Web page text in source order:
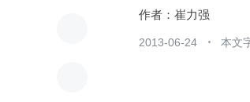
崔力强
2013-06-24 本文